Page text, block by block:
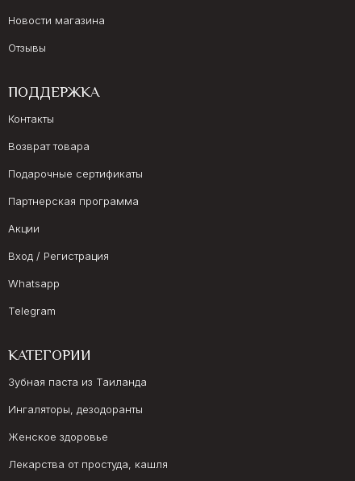
Новости магазина
Отзывы
ПОДДЕРЖКА
Контакты
Возврат товара
Подарочные сертификаты
Партнерская программа
Акции
Вход / Регистрация
Whatsapp
Telegram
КАТЕГОРИИ
Зубная паста из Таиланда
Ингаляторы, дезодоранты
Женское здоровье
Лекарства от простуда, кашля